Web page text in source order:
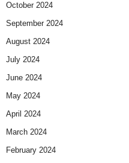
October 2024
September 2024
August 2024
July 2024
June 2024
May 2024
April 2024
March 2024
February 2024